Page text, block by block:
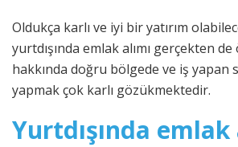
Oldukça karlı ve iyi bir yatırım
yurtdışında emlak alımı gerçekten
hakkında doğru bölgede ve iş yapan
yapmak çok karlı gözükmektedir.
Yurtdışında emlak